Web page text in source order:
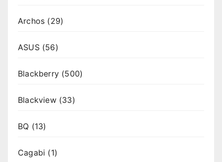
Archos (29)
ASUS(56)
Blackberry (500)
Blackview(33)
BQ (13)
Cagabi (1)